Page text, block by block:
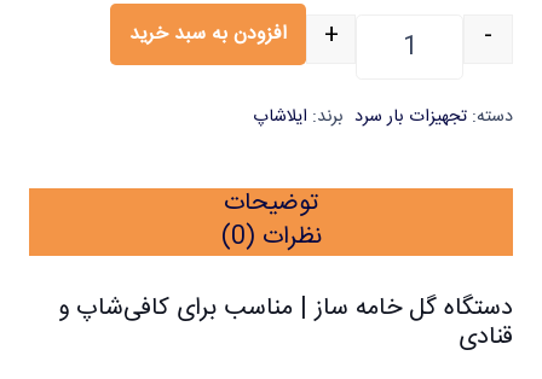
دستگاه گل خامه ساز یک لیتری یک عددی ایلا عدد -
+ افزودن به سبد خرید
دسته: تجهیزات بار سرد برند: ایلاشاپ
توضیحات
نظرات (0)
دستگاه گل خامه ساز | مناسب برای کافی‌شاپ و
قنادی